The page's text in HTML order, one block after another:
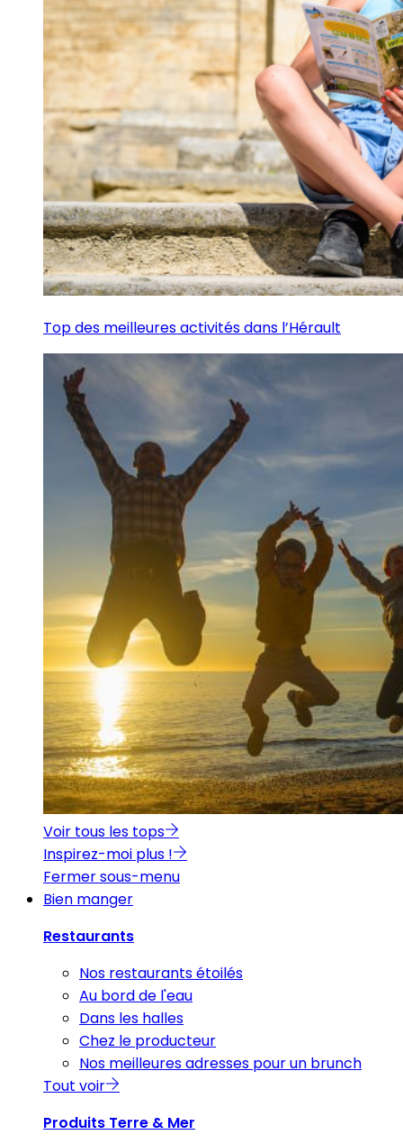
Top des meilleures activités dans l’Hérault
Voir tous les tops
Inspirez-moi plus !
Fermer sous-menu
Bien manger
Restaurants
Nos restaurants étoilés
Au bord de l'eau
Dans les halles
Chez le producteur
Nos meilleures adresses pour un brunch
Tout voir
Produits Terre & Mer